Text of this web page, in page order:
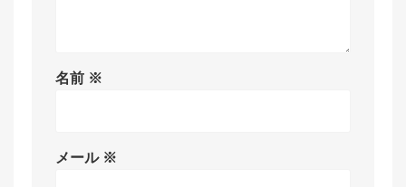
名前 ※
メール ※